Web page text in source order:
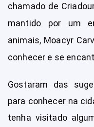
chamado de
mantido por um
animais, Moacyr
conhecer e se
Gostaram das
para conhecer na
tenha visitado